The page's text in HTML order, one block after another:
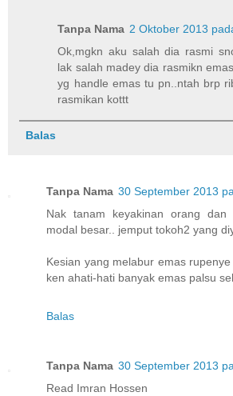
Tanpa Nama 2 Oktober 2013
Ok,mgkn aku salah dia rasmi
lak salah madey dia rasmikn
yg handle emas tu pn..ntah brp
rasmikan kottt
Balas
Tanpa Nama 30 September 2013
Nak tanam keyakinan orang
modal besar.. jemput tokoh2 yang
Kesian yang melabur emas
ken ahati-hati banyak emas palsu
Balas
Tanpa Nama 30 September 2013
Read Imran Hossen